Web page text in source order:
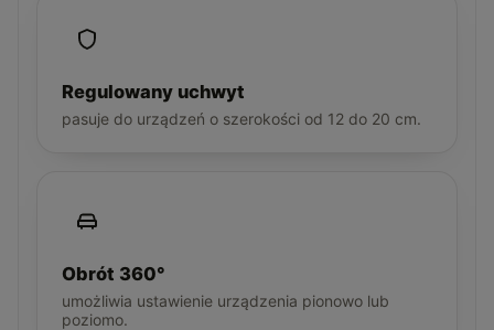
Regulowany uchwyt
pasuje do urządzeń o szerokości od 12 do 20 cm.
Obrót 360°
umożliwia ustawienie urządzenia pionowo lub
poziomo.